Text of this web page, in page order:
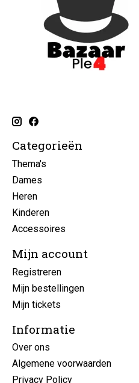
Categorieën
Thema's
Dames
Heren
Kinderen
Accessoires
Mijn account
Registreren
Mijn bestellingen
Mijn tickets
Informatie
Over ons
Algemene voorwaarden
Privacy Policy